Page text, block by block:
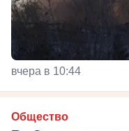
вчера в 10:44
Общество